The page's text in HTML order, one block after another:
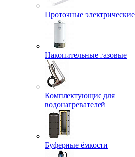
Проточные электрические
Накопительные газовые
Комплектующие для
водонагревателей
Буферные ёмкости